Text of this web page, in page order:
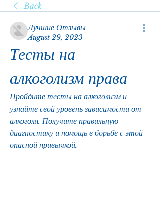
Back
Лучшие Отзывы
August 29, 2023
Тесты на
алкоголизм права
Пройдите тесты на алкоголизм и
узнайте свой уровень зависимости от
алкоголя. Получите правильную
диагностику и помощь в борьбе с этой
опасной привычкой.